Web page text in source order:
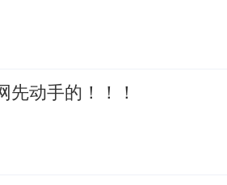
先动手的！！！